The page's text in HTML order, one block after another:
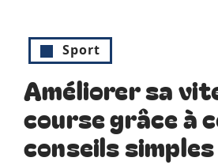
Sport
Améliorer sa
course grâce à
conseils simples